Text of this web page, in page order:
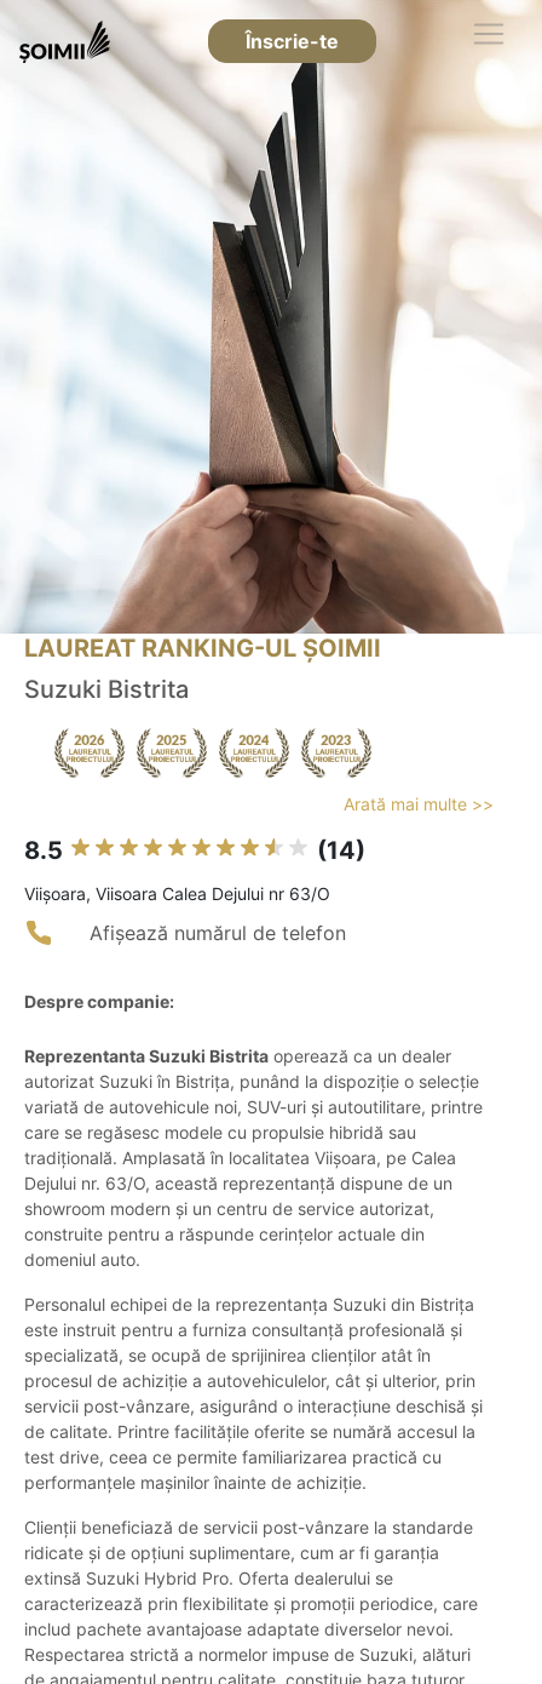
Înscrie-te
LAUREAT RANKING-UL ȘOIMII
Suzuki Bistrita
Arată mai multe >>
8.5 (14)
Viişoara, Viisoara Calea Dejului nr 63/O
Afișează numărul de telefon
Despre companie:
Reprezentanta Suzuki Bistrita operează ca un dealer
autorizat Suzuki în Bistrița, punând la dispoziție o selecție
variată de autovehicule noi, SUV-uri și autoutilitare, printre
care se regăsesc modele cu propulsie hibridă sau
tradițională. Amplasată în localitatea Viișoara, pe Calea
Dejului nr. 63/O, această reprezentanță dispune de un
showroom modern și un centru de service autorizat,
construite pentru a răspunde cerințelor actuale din
domeniul auto.
Personalul echipei de la reprezentanța Suzuki din Bistrița
este instruit pentru a furniza consultanță profesională și
specializată, se ocupă de sprijinirea clienților atât în
procesul de achiziție a autovehiculelor, cât și ulterior, prin
servicii post-vânzare, asigurând o interacțiune deschisă și
de calitate. Printre facilitățile oferite se numără accesul la
test drive, ceea ce permite familiarizarea practică cu
performanțele mașinilor înainte de achiziție.
Clienții beneficiază de servicii post-vânzare la standarde
ridicate și de opțiuni suplimentare, cum ar fi garanția
extinsă Suzuki Hybrid Pro. Oferta dealerului se
caracterizează prin flexibilitate și promoții periodice, care
includ pachete avantajoase adaptate diverselor nevoi.
Respectarea strictă a normelor impuse de Suzuki, alături
de angajamentul pentru calitate, constituie baza tuturor